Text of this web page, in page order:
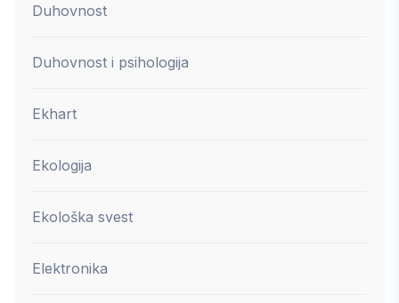
Duhovnost
Duhovnost i psihologija
Ekhart
Ekologija
Ekološka svest
Elektronika